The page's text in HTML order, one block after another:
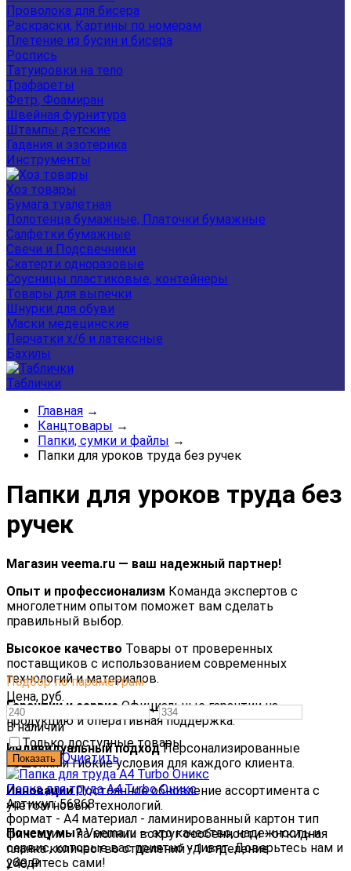
Проволока для бисера
Раскраски, Картины по номерам
Плетение из бусин и бисера
Роспись
Татуировки на тело
Трафареты
Фетр, Фоамиран
Швейная фурнитура
Штампы детские
Гадания и эзотерика
Инструменты
Хоз товары
Бумага туалетная
Полотенца бумажные, Платочки бумажные
Салфетки бумажные
Свечи и Подсвечники
Скатерти одноразовые
Соусницы пластиковые, контейнеры
Товары для выпечки
Шнурки для обуви
Маски медецинские
Перчатки х/б и латексные
Бахилы
Таблички
Главная →
Канцтовары →
Папки, сумки и файлы →
Папки для уроков труда без ручек
Папки для уроков труда без
ручек
Магазин veema.ru — ваш надежный партнер!
Опыт и профессионализм Команда экспертов с
многолетним опытом поможет вам сделать
правильный выбор.
Высокое качество Товары от проверенных
поставщиков с использованием современных
технологий и материалов.
Гарантии и сервисОфициальные гарантии на
продукцию и оперативная поддержка.
Индивидуальный подходПерсонализированные
решения и гибкие условия для каждого клиента.
ИнновацииПостоянное обновление ассортимента с
учетом новых технологий.
Почему мы?Veema.ru — это качество, надежность и
сервис, которые вас приятно удивят. Доверьтесь нам и
убедитесь сами!
Подбор по параметрам
Цена, руб.
—
В наличии
Только доступные товары
Очистить
Папка для труда А4 Turbo Оникс
Артикул: 56868
формат - А4 материал - ламинированный картон тип
фиксации - на молнии вокруг особенности - откидная
планка количество отделений - 1 отделение
240₽